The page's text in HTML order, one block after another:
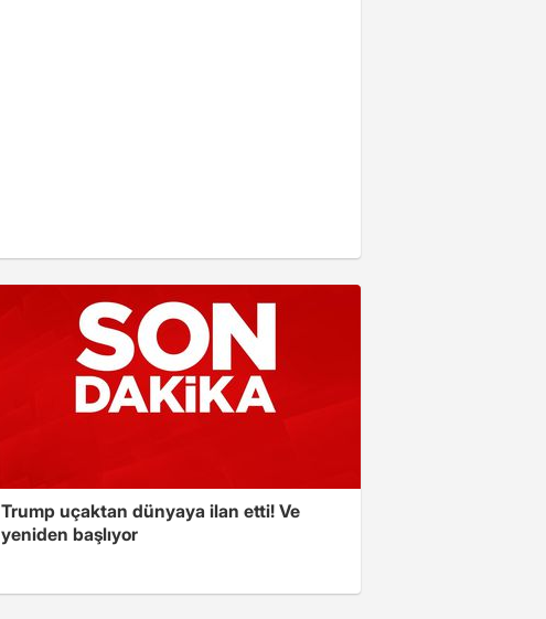
Trump uçaktan dünyaya ilan etti! Ve
yeniden başlıyor